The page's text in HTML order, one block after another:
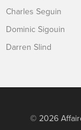
Charles Seguin
Dominic Sigouin
Darren Slind
© 2026